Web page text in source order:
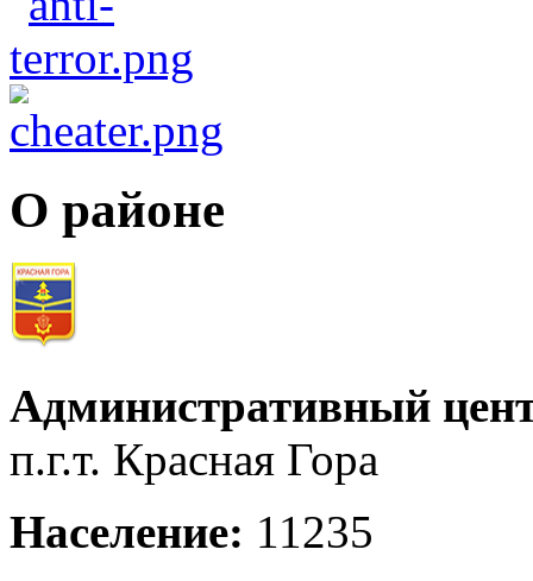
О районе
Административный
п.г.т. Красная Гора
Население: 11235